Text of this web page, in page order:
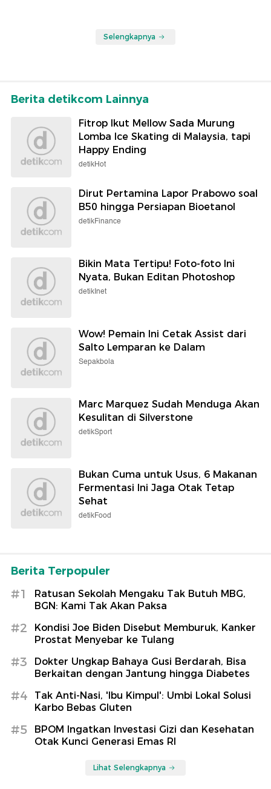
Selengkapnya
Berita detikcom Lainnya
Fitrop Ikut Mellow Sada Murung
Lomba Ice Skating di Malaysia, tapi
Happy Ending
detikHot
Dirut Pertamina Lapor Prabowo soal
B50 hingga Persiapan Bioetanol
detikFinance
Bikin Mata Tertipu! Foto-foto Ini
Nyata, Bukan Editan Photoshop
detikInet
Wow! Pemain Ini Cetak Assist dari
Salto Lemparan ke Dalam
Sepakbola
Marc Marquez Sudah Menduga Akan
Kesulitan di Silverstone
detikSport
Bukan Cuma untuk Usus, 6 Makanan
Fermentasi Ini Jaga Otak Tetap
Sehat
detikFood
Berita Terpopuler
#1
Ratusan Sekolah Mengaku Tak Butuh MBG,
BGN: Kami Tak Akan Paksa
#2
Kondisi Joe Biden Disebut Memburuk, Kanker
Prostat Menyebar ke Tulang
#3
Dokter Ungkap Bahaya Gusi Berdarah, Bisa
Berkaitan dengan Jantung hingga Diabetes
#4
Tak Anti-Nasi, 'Ibu Kimpul': Umbi Lokal Solusi
Karbo Bebas Gluten
#5
BPOM Ingatkan Investasi Gizi dan Kesehatan
Otak Kunci Generasi Emas RI
Lihat Selengkapnya